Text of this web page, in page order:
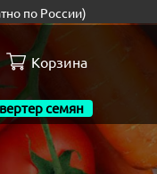
по России)
Корзина
семян